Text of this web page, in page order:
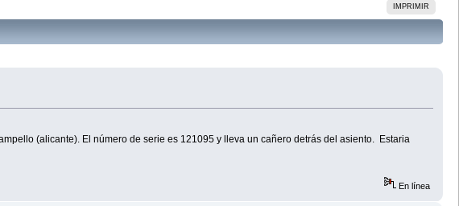
IMPRIMIR
(alicante). El número de serie es 121095 y lleva un cañero detrás del asiento. Estaria
En línea